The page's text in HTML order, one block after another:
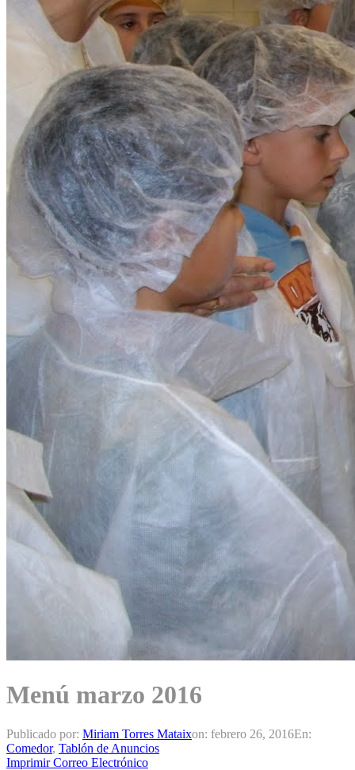
Menú marzo 2016
Publicado por: Miriam Torres Mataixon: febrero 26, 2016En:
Comedor, Tablón de Anuncios
Imprimir Correo Electrónico